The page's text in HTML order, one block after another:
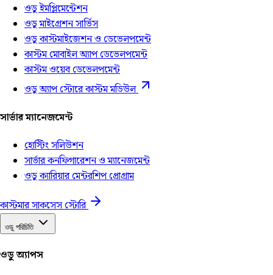
ওডু ইমপ্লিমেন্টেশন
ওডু মাইগ্রেশন সার্ভিস
ওডু কাস্টমাইজেশন ও ডেভেলপমেন্ট
কাস্টম মোবাইল অ্যাপ ডেভেলপমেন্ট
কাস্টম ওয়েব ডেভেলপমেন্ট
ওডু অ্যাপ স্টোরে কাস্টম মডিউল
সার্ভার ম্যানেজমেন্ট
হোস্টিং সলিউশন
সার্ভার কনফিগারেশন ও ম্যানেজমেন্ট
ওডু ক্যারিয়ার মেন্টরশিপ প্রোগ্রাম
কাস্টমার সাকসেস স্টোরি
ওডু পরিচিতি
ওডু অ্যাপস